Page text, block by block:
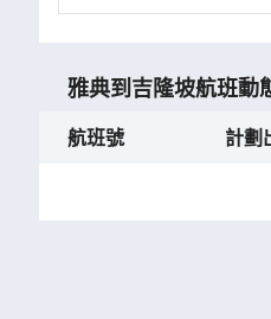
雅典到吉隆坡航班
航班號 計劃